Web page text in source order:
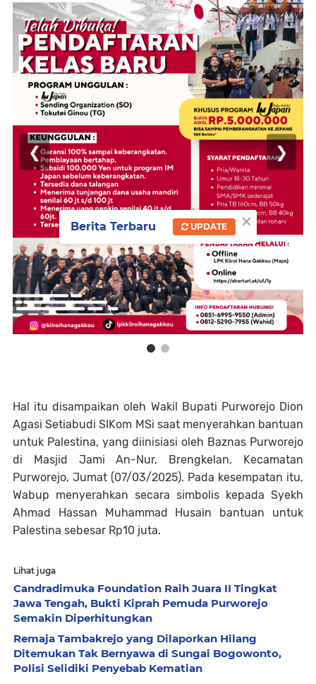
❮ ❯
Hal itu disampaikan oleh Wakil Bupati Purworejo Dion
Agasi Setiabudi SIKom MSi saat menyerahkan bantuan
untuk Palestina, yang diinisiasi oleh Baznas Purworejo
di Masjid Jami An-Nur, Brengkelan, Kecamatan
Purworejo, Jumat (07/03/2025). Pada kesempatan itu,
Wabup menyerahkan secara simbolis kepada Syekh
Ahmad Hassan Muhammad Husain bantuan untuk
Palestina sebesar Rp10 juta.
Lihat juga
Candradimuka Foundation Raih Juara II Tingkat
Jawa Tengah, Bukti Kiprah Pemuda Purworejo
Semakin Diperhitungkan
Remaja Tambakrejo yang Dilaporkan Hilang
Ditemukan Tak Bernyawa di Sungai Bogowonto,
Polisi Selidiki Penyebab Kematian
×
Berita Terbaru UPDATE